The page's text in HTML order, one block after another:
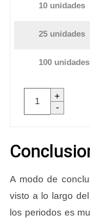
10 unidades
25 unidades
100 unidades
+
-
A modo de
visto a lo largo
los periodos es